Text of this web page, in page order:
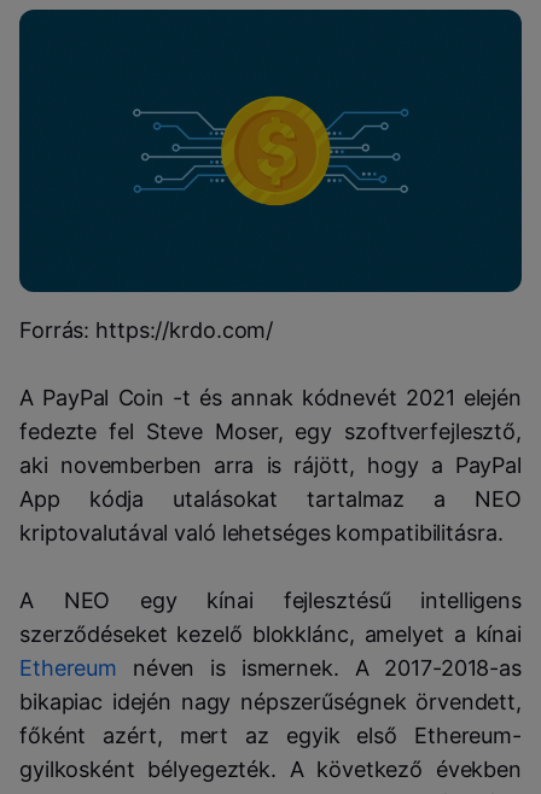
Forrás: https://krdo.com/
A PayPal Coin -t és annak kódnevét 2021 elején
fedezte fel Steve Moser, egy szoftverfejlesztő,
aki novemberben arra is rájött, hogy a PayPal
App kódja utalásokat tartalmaz a NEO
kriptovalutával való lehetséges kompatibilitásra.
A NEO egy kínai fejlesztésű intelligens
szerződéseket kezelő blokklánc, amelyet a kínai
Ethereum néven is ismernek. A 2017-2018-as
bikapiac idején nagy népszerűségnek örvendett,
főként azért, mert az egyik első Ethereum-
gyilkosként bélyegezték. A következő években